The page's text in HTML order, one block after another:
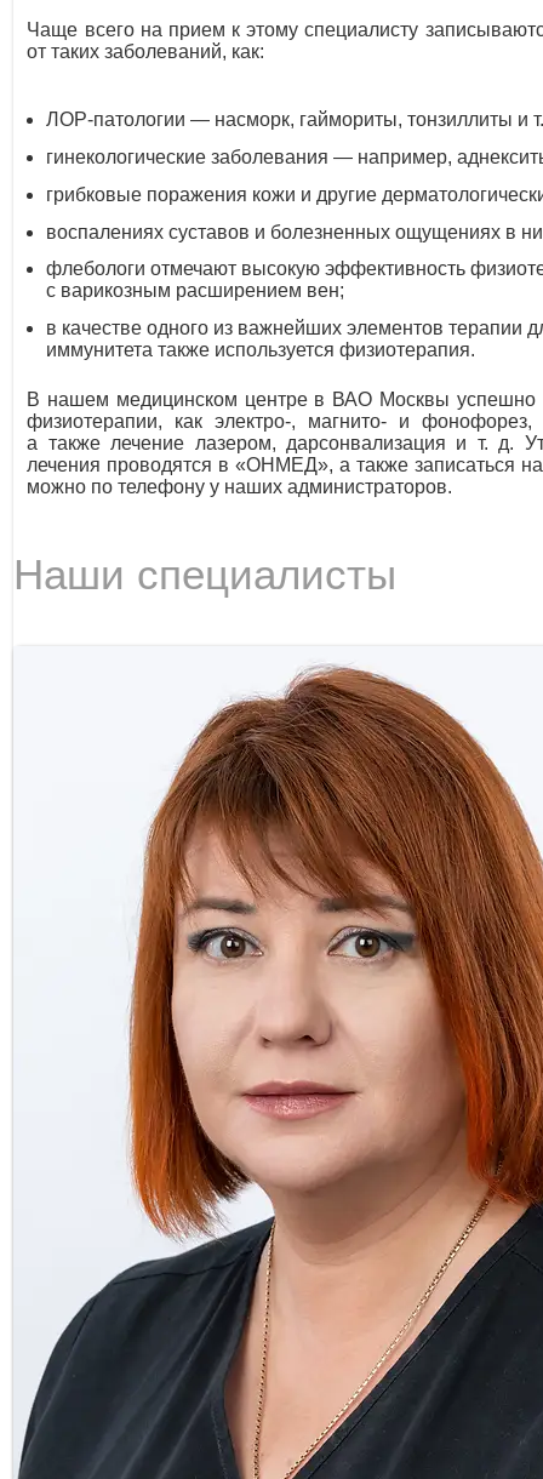
Чаще всего на прием к этому специалисту
от таких заболеваний, как:
ЛОР-патологии — насморк, гаймориты, тонзиллиты и
гинекологические заболевания — например,
грибковые поражения кожи и другие
воспалениях суставов и болезненных ощущениях в
флебологи отмечают высокую эффективность
с варикозным расширением вен;
в качестве одного из важнейших элементов терапии
иммунитета также используется физиотерапия.
В нашем медицинском центре в ВАО Москвы успешно
физиотерапии, как электро-, магнито- и фонофорез,
а также лечение лазером, дарсонвализация и т. д.
лечения проводятся в «ОНМЕД», а также записаться
можно по телефону у наших администраторов.
Наши специалисты